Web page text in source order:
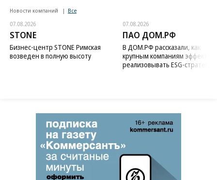
Новости компаний Все
07.08.2026
STONE
Бизнес-центр STONE Римская
возведен в полную высоту
07.08.2026
ПАО ДОМ.РФ
В ДОМ.РФ рассказали, как
крупным компаниям
реализовывать ESG-стратегию